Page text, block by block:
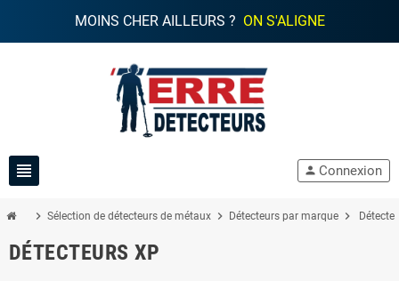
MOINS CHER AILLEURS ? ON S'ALIGNE
view_headline person Connexion
chevron_right Sélection de détecteurs de métaux chevron_right Détecteurs par marque chevron_right
DÉTECTEURS XP